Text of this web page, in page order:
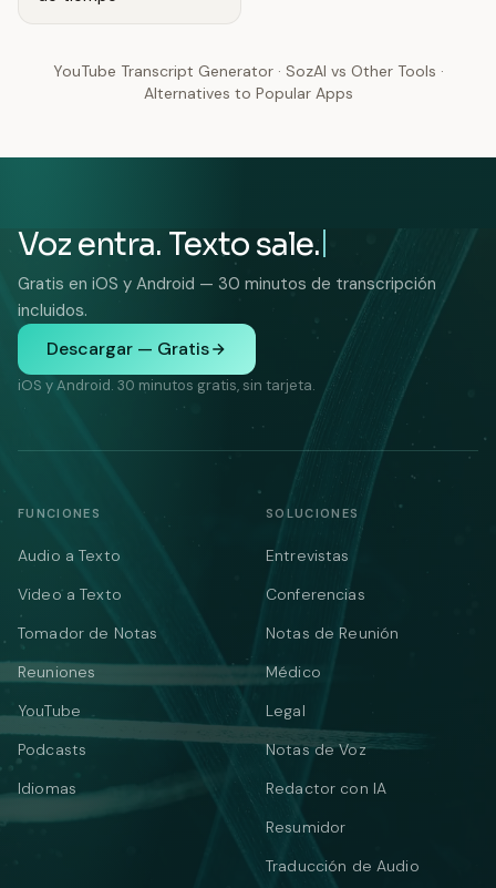
YouTube Transcript Generator· SozAI vs Other Tools ·
Alternatives to Popular Apps
Voz entra. Texto sale.
Gratis en iOS y Android — 30 minutos de transcripción
incluidos.
Descargar — Gratis
iOS y Android. 30 minutos gratis, sin tarjeta.
FUNCIONES
Audio a Texto
Video a Texto
Tomador de Notas
Reuniones
YouTube
Podcasts
Idiomas
SOLUCIONES
Entrevistas
Conferencias
Notas de Reunión
Médico
Legal
Notas de Voz
Redactor con IA
Resumidor
Traducción de Audio